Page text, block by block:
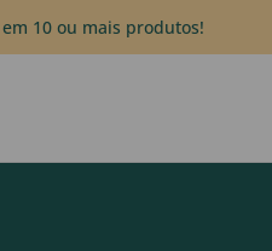
10 ou mais produtos!